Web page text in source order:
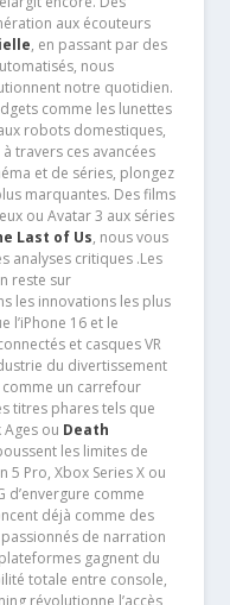
aux écouteurs
, en passant par des
nous
notre quotidien.
comme les lunettes
robots domestiques,
travers ces avancées
et de séries, plongez
marquantes. Des films
ou Avatar 3 aux séries
Last of Us, nous vous
analyses critiques .Les
reste sur
les innovations les plus
l’iPhone 16 et le
et casques VR
du divertissement
un carrefour
titres phares tels que
ou Death
les limites de
5 Pro, Xbox Series X ou
d’envergure comme
déjà comme des
de narration
gagnent du
totale entre console,
révolutionne l’accès